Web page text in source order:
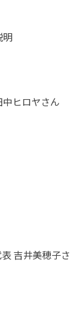
明
ヒロヤさん
吉井美穂子さ